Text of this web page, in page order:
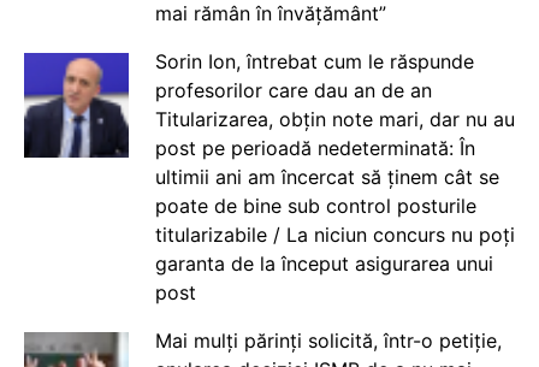
mai rămân în învățământ”
Sorin Ion, întrebat cum le răspunde
profesorilor care dau an de an
Titularizarea, obțin note mari, dar nu au
post pe perioadă nedeterminată: În
ultimii ani am încercat să ținem cât se
poate de bine sub control posturile
titularizabile / La niciun concurs nu poți
garanta de la început asigurarea unui
post
Mai mulți părinți solicită, într-o petiție,